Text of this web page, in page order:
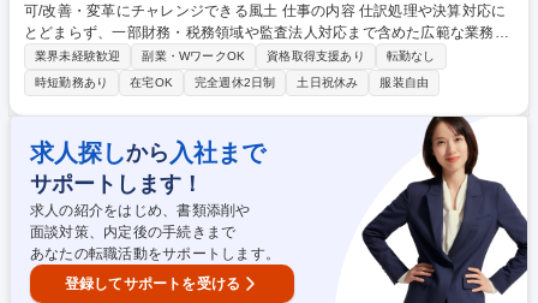
可/改善・変革にチャレンジできる風土 仕事の内容 仕訳処理や決算対応に
とどまらず、一部財務・税務領域や監査法人対応まで含めた広範な業務を
担っています。経理としてより広いスキル・経験を積みたい方にとって、
非常に挑戦しがいのあるポジションです。 【業務内容】 ■月次決算業務■
四半期・年次決算補助■経費精算対応■発注申請等の事務処理 【希望・経
験に応じてチャレンジ可能な業務】 ■税務対応（税金計算含む）■監査法
人対応■有価証券報告書・計算書類等の開示資料作成■その他、業績管理や
業務改善プロジェクト など 募集職種 【経理】業務範囲を広げてスキルア
ップ可/改善・変革にチャレンジできる風土
業界未経験歓迎 副業・WワークOK 資格取得支援あり
転勤なし
時短勤務あり
在宅OK 完全週休2日制 土日祝休み 服装自由
求人探しから 入社まで
サポートします！
求人の紹介をはじめ、書類添削や
面談対策、内定後の手続きまで
あなたの転職活動をサポートします。
登録してサポートを受ける